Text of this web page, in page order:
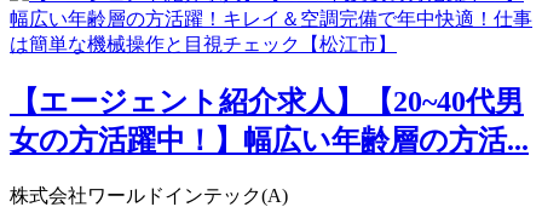
【エージェント紹介求人】【20~40代男
女の方活躍中！】幅広い年齢層の方活...
株式会社ワールドインテック(A)